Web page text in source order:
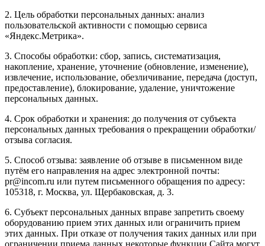
2. Цель обработки персональных данных: анализ
пользовательской активности с помощью сервиса
«Яндекс.Метрика».
3. Способы обработки: сбор, запись, систематизация,
накопление, хранение, уточнение (обновление, изменение),
извлечение, использование, обезличивание, передача (доступ,
предоставление), блокирование, удаление, уничтожение
персональных данных.
4. Срок обработки и хранения: до получения от субъекта
персональных данных требования о прекращении обработки/
отзыва согласия.
5. Способ отзыва: заявление об отзыве в письменном виде
путём его направления на адрес электронной почты:
pr@incom.ru или путем письменного обращения по адресу:
105318, г. Москва, ул. Щербаковская, д. 3.
6. Субъект персональных данных вправе запретить своему
оборудованию прием этих данных или ограничить прием
этих данных. При отказе от получения таких данных или при
ограничении приема данных некоторые функции Сайта могут